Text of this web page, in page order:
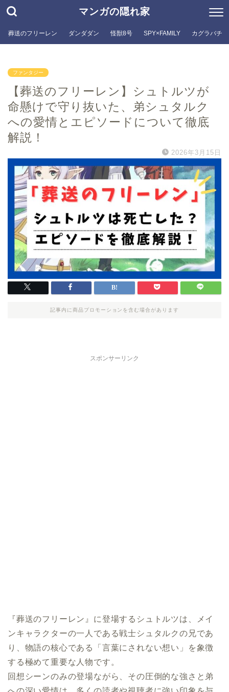
マンガの隠れ家
葬送のフリーレン ダンダダン 怪獣8号 SPY×FAMILY カグラバチ
ファンタジー
【葬送のフリーレン】シュトルツが
命懸けで守り抜いた、弟シュタルク
への愛情とエピソードについて徹底
解説！
2026年3月15日
記事内に商品プロモーションを含む場合があります
スポンサーリンク
『葬送のフリーレン』に登場するシュトルツは、メイ
ンキャラクターの一人である戦士シュタルクの兄であ
り、物語の核心である「言葉にされない想い」を象徴
する極めて重要な人物です。
回想シーンのみの登場ながら、その圧倒的な強さと弟